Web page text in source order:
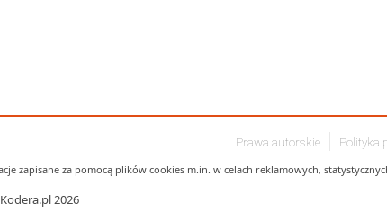
Prawa autorskie Polityka
zapisane za pomocą plików cookies m.in. w celach reklamowych,
2026